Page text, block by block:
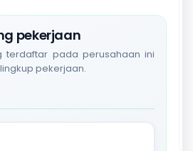
pekerjaan
terdaftar pada perusahaan ini
pekerjaan.